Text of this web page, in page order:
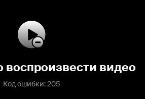
видео
Код ошибки: 205